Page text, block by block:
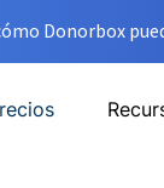
Donorbox